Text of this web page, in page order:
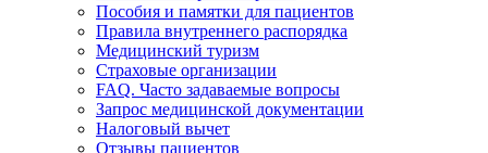
Пособия и памятки для пациентов
Правила внутреннего распорядка
Медицинский туризм
Страховые организации
FAQ. Часто задаваемые вопросы
Запрос медицинской документации
Налоговый вычет
Отзывы пациентов